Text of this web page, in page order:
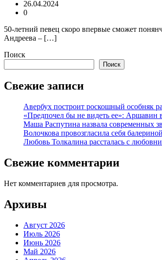
26.04.2024
0
50-летний певец скоро впервые сможет
Андреева – […]
Поиск
Поиск
Свежие записи
Авербух построит роскошный особняк
«Предпочел бы не видеть ее»: Аршавин
Маша Распутина назвала современных
Волочкова провозгласила себя
Любовь Толкалина рассталась с
Свежие комментарии
Нет комментариев для просмотра.
Архивы
Август 2026
Июль 2026
Июнь 2026
Май 2026